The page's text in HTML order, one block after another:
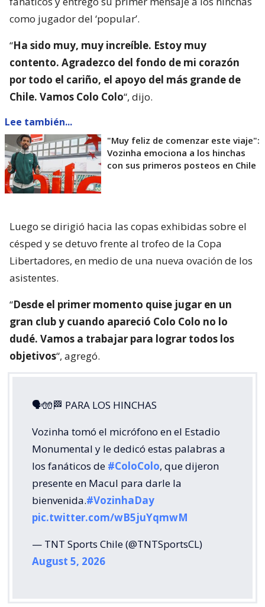
como jugador del ‘popular’.
“Ha sido muy, muy increíble. Estoy muy
contento. Agradezco del fondo de mi corazón
por todo el cariño, el apoyo del más grande de
Chile. Vamos Colo Colo“, dijo.
Lee también...
"Muy feliz de comenzar este viaje":
Vozinha emociona a los hinchas
con sus primeros posteos en Chile
Luego se dirigió hacia las copas exhibidas sobre el
césped y se detuvo frente al trofeo de la Copa
Libertadores, en medio de una nueva ovación de los
asistentes.
“Desde el primer momento quise jugar en un
gran club y cuando apareció Colo Colo no lo
dudé. Vamos a trabajar para lograr todos los
objetivos“, agregó.
🗣🧤🏁 PARA LOS HINCHAS
Vozinha tomó el micrófono en el Estadio
Monumental y le dedicó estas palabras a
los fanáticos de #ColoColo, que dijeron
presente en Macul para darle la
bienvenida.#VozinhaDay
pic.twitter.com/wB5juYqmwM
— TNT Sports Chile (@TNTSportsCL)
August 5, 2026